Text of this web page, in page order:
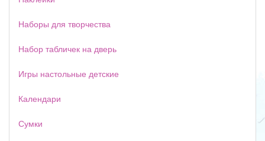
Наборы для творчества
Набор табличек на дверь
Игры настольные детские
Календари
Сумки